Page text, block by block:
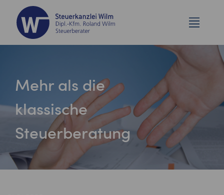
Mehr als die
klassische
Steuerberatung